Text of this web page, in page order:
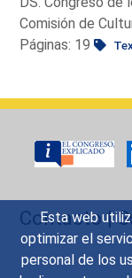
Esta web
optimizar el
personal de los
Comisión de
Páginas: 19
Contacto|